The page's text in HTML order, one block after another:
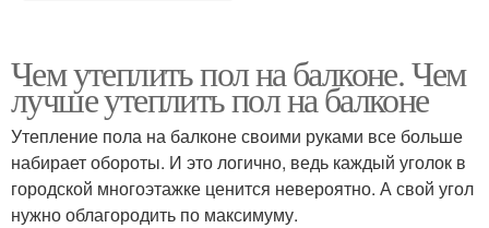
Чем утеплить пол на балконе. Чем
лучше утеплить пол на балконе
Утепление пола на балконе своими руками все больше
набирает обороты. И это логично, ведь каждый уголок в
городской многоэтажке ценится невероятно. А свой угол
нужно облагородить по максимуму.